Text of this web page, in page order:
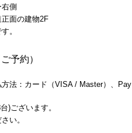
側
面の建物2F
。
予約）
法：カード（VISA / Master）、
)ございます。
い。